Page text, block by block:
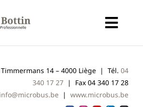
14 – 4000 Liège | Tél.04
340 17 27 | Fax 04 340 17 28
info@microbus.be |www.microbus.be